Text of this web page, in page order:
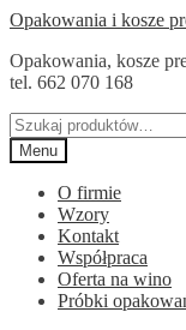
Przejdź
nawigacji
Przejdź
treści
Opakowania i kosze
Opakowania, kosze
tel. 662 070 168
Szukaj:
Menu
O firmie
Wzory
Kontakt
Współpraca
Oferta na wino
Próbki